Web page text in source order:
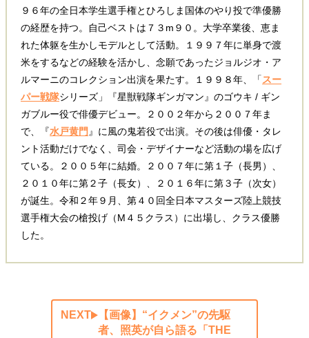
９６年の全日本学生選手権とひろしま国体のやり投で準優勝
の経歴を持つ。自己ベストは７３m９０。大学卒業後、恵ま
れた体躯を生かしモデルとして活動。１９９７年に単身で渡
米をするなどの経験を活かし、念願であったジョルジオ・ア
ルマーニのコレクション出演を果たす。１９９８年、「 スー
パー戦隊シリーズ」『星獣戦隊ギンガマン』のゴウキ / ギン
ガブルー役で俳優デビュー。２００２年から２００７年ま
で、『水戸黄門 』に風の鬼若役で出演。その後は俳優・タレ
ント活動だけでなく、司会・デザイナーなど活動の場を広げ
ている。２００５年に結婚。２００７年に第１子（長男）、
２０１０年に第２子（長女）、２０１６年に第３子（次女）
が誕生。令和２年９月、第４０回全日本マスターズ陸上競技
選手権大会の槍投げ（M４５クラス）に出場し、クラス優勝
した。
NEXT
【画像】“イクメン”の先駆
者、照英が自ら語る「THE